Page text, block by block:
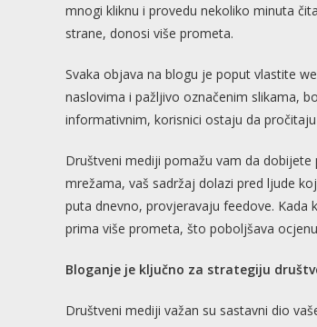
mnogi kliknu i provedu nekoliko minuta
strane, donosi više prometa.
Svaka objava na blogu je poput vlastite
naslovima i pažljivo označenim slikama,
informativnim, korisnici ostaju da
Društveni mediji pomažu vam da
mrežama, vaš sadržaj dolazi pred ljude
puta dnevno, provjeravaju feedove. Kada
prima više prometa, što poboljšava
Bloganje je ključno za strategiju
Društveni mediji važan su sastavni dio